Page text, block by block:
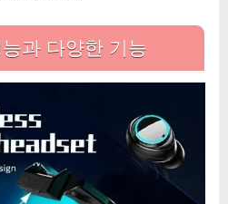
과 다양한 기능